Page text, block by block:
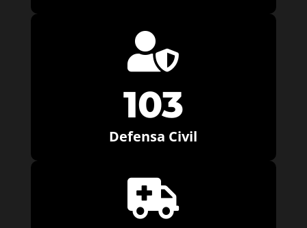

103
Defensa Civil
